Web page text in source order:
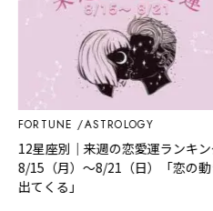
FORTUNE ASTROLOGY
12星座別｜来週の恋愛運ランキング！
8/15（月）～8/21（日）「恋の動きが
出てくる」